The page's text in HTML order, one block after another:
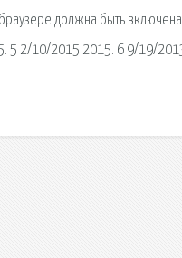
браузере должна быть
5 2/10/2015 2015. 6 9/19/